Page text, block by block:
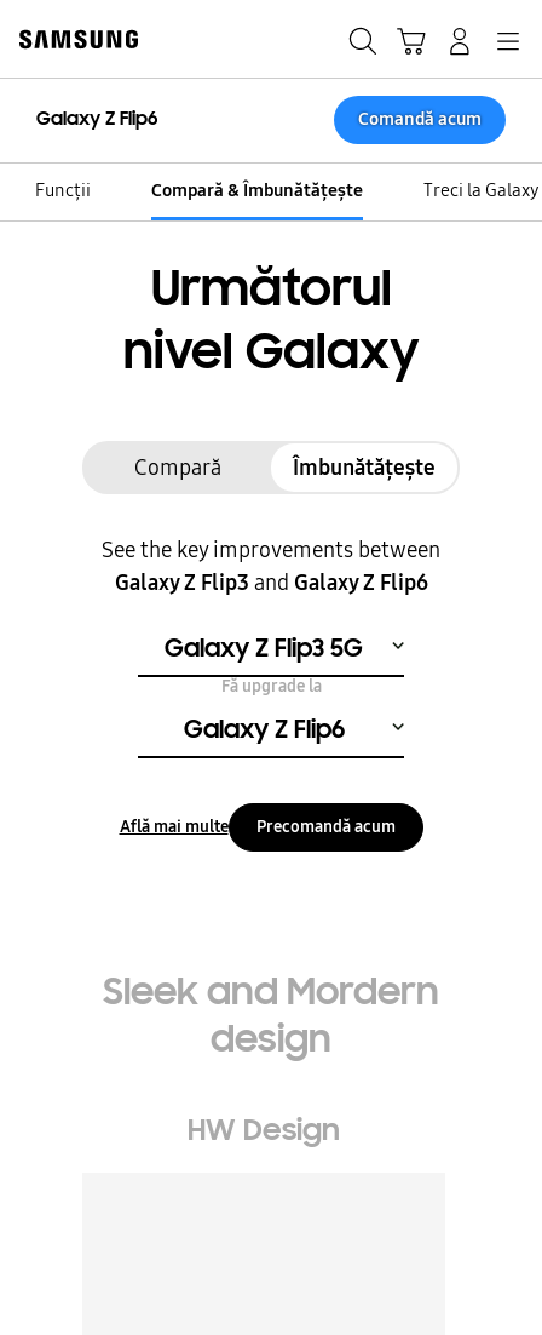
content
Galaxy Z Flip6 Comandă acum
Funcții Compară & Îmbunătățește Treci la Galaxy
Următorul
nivel Galaxy
Compară Îmbunătățește
See the key improvements between
Galaxy Z Flip3 and Galaxy Z Flip6
Galaxy Z Flip3 5G
Fă upgrade la
Galaxy Z Flip6
Află mai multe Precomandă acum
Sleek and Mordern
design
HW Design